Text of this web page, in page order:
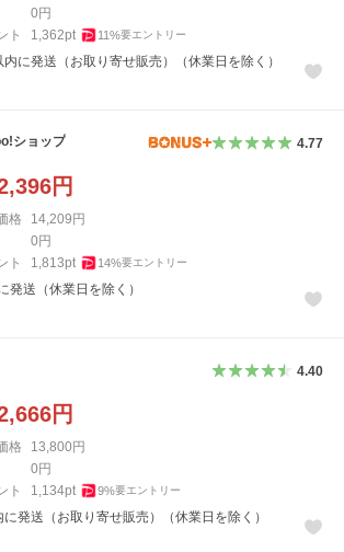
0円
ト
1,362pt 11%要エントリー
内に発送（お取り寄せ販売）（休業日を除く）
ショップ 4.77
円
格 14,209円
0円
ト
1,813pt 14%要エントリー
発送（休業日を除く）
4.40
円
格 13,800円
0円
ト
1,134pt 9%要エントリー
に発送（お取り寄せ販売）（休業日を除く）